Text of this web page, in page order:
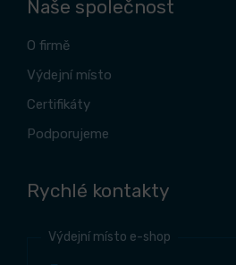
Naše společnost
O firmě
Výdejní místo
Certifikáty
Podporujeme
Rychlé kontakty
Výdejní místo e-shop